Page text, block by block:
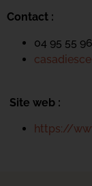
Contact :
04 95 55
Site web :
https://